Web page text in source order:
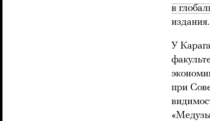
в
издания.
У
при